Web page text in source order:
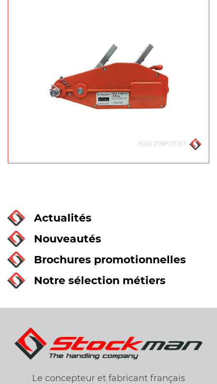
PLUS D'INFOS ICI
Actualités
Nouveautés
Brochures promotionnelles
Notre sélection métiers
Le concepteur et fabricant français